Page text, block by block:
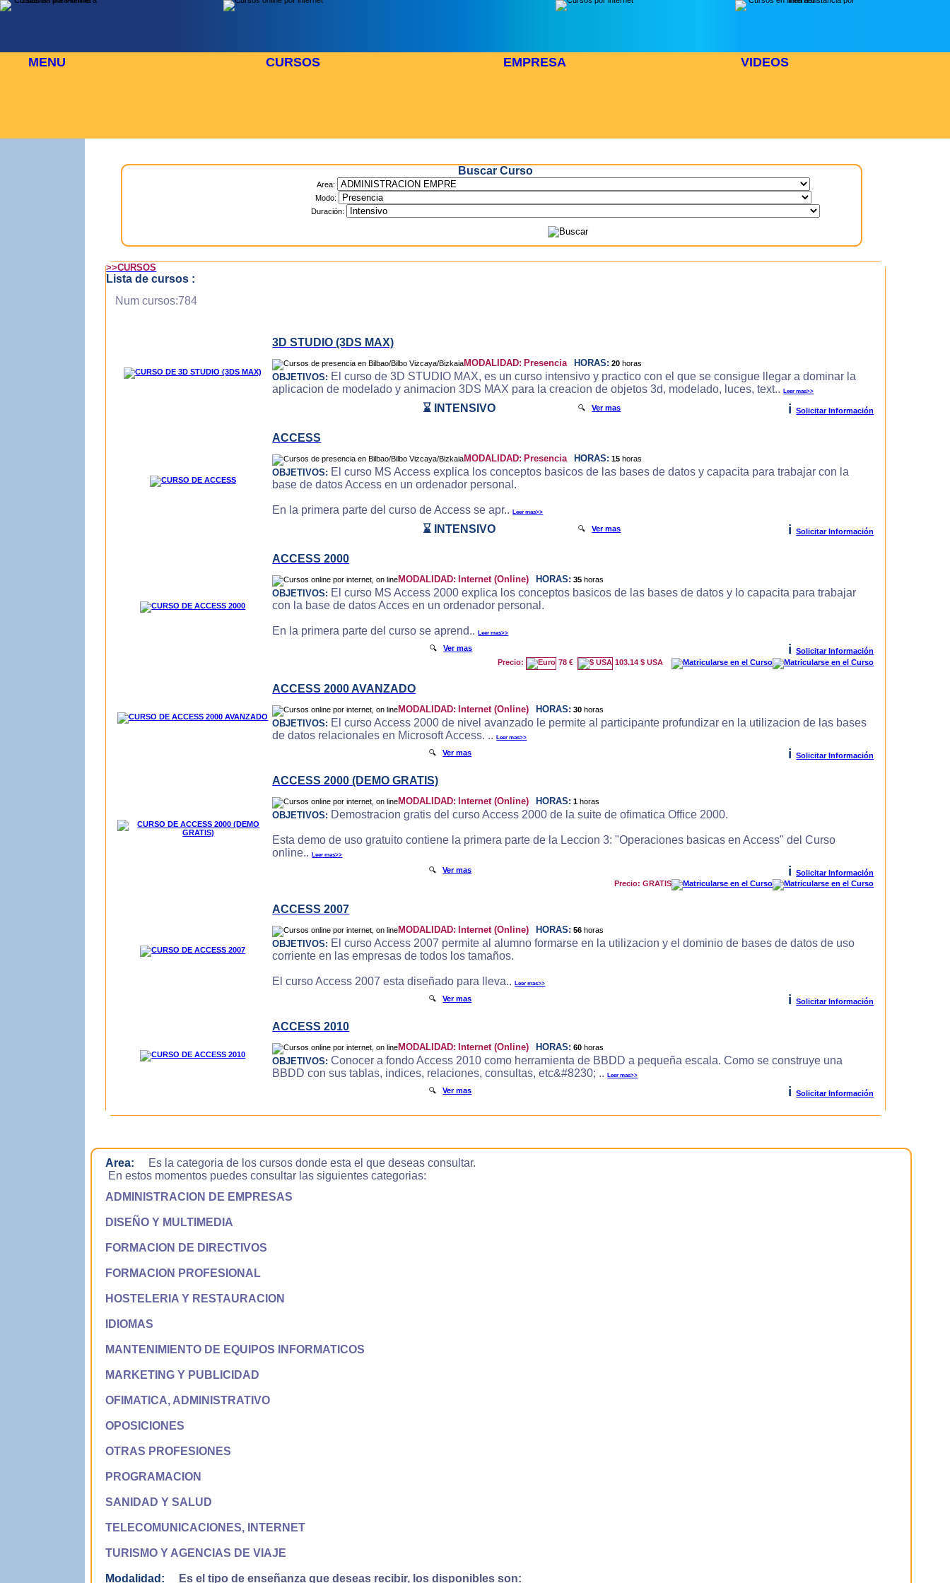
MENU CURSOS EMPRESA VIDEOS
Buscar Curso
Area:
Modo:
Duración:
>>CURSOS
Lista de cursos :
Num cursos:784
3D STUDIO (3DS MAX)
MODALIDAD: Presencia HORAS: 20 horas
OBJETIVOS: El curso de 3D STUDIO MAX, es un curso intensivo y practico con el que se consigue llegar a dominar la
aplicacion de modelado y animacion 3DS MAX para la creacion de objetos 3d, modelado, luces, text..Leer mas>>
⌛ INTENSIVO 🔍Ver mas i Solicitar Información
ACCESS
MODALIDAD: Presencia HORAS: 15 horas
OBJETIVOS: El curso MS Access explica los conceptos basicos de las bases de datos y capacita para trabajar con la
base de datos Access en un ordenador personal.
En la primera parte del curso de Access se apr..Leer mas>>
⌛ INTENSIVO 🔍Ver mas i Solicitar Información
ACCESS 2000
MODALIDAD: Internet (Online) HORAS: 35 horas
OBJETIVOS: El curso MS Access 2000 explica los conceptos basicos de las bases de datos y lo capacita para trabajar
con la base de datos Acces en un ordenador personal.
En la primera parte del curso se aprend..Leer mas>>
🔍Ver mas i
Solicitar Información
Precio:
78 € 103.14 $ USA
ACCESS 2000 AVANZADO
MODALIDAD: Internet (Online) HORAS: 30 horas
OBJETIVOS: El curso Access 2000 de nivel avanzado le permite al participante profundizar en la utilizacion de las bases
de datos relacionales en Microsoft Access. ..Leer mas>>
🔍Ver mas i Solicitar Información
ACCESS 2000 (DEMO GRATIS)
MODALIDAD: Internet (Online) HORAS: 1 horas
OBJETIVOS: Demostracion gratis del curso Access 2000 de la suite de ofimatica Office 2000.
Esta demo de uso gratuito contiene la primera parte de la Leccion 3: "Operaciones basicas en Access" del Curso
online..Leer mas>>
🔍Ver mas i
Solicitar Información
Precio: GRATIS
ACCESS 2007
MODALIDAD: Internet (Online) HORAS: 56 horas
OBJETIVOS: El curso Access 2007 permite al alumno formarse en la utilizacion y el dominio de bases de datos de uso
corriente en las empresas de todos los tamaños.
El curso Access 2007 esta diseñado para lleva..Leer mas>>
🔍Ver mas i Solicitar Información
ACCESS 2010
MODALIDAD: Internet (Online) HORAS: 60 horas
OBJETIVOS: Conocer a fondo Access 2010 como herramienta de BBDD a pequeña escala. Como se construye una
BBDD con sus tablas, indices, relaciones, consultas, etc&#8230; ..Leer mas>>
🔍Ver mas i Solicitar Información
Area:
Es la categoria de los cursos donde esta el que deseas consultar.
En estos momentos puedes consultar las siguientes categorias:
ADMINISTRACION DE EMPRESAS
DISEÑO Y MULTIMEDIA
FORMACION DE DIRECTIVOS
FORMACION PROFESIONAL
HOSTELERIA Y RESTAURACION
IDIOMAS
MANTENIMIENTO DE EQUIPOS INFORMATICOS
MARKETING Y PUBLICIDAD
OFIMATICA, ADMINISTRATIVO
OPOSICIONES
OTRAS PROFESIONES
PROGRAMACION
SANIDAD Y SALUD
TELECOMUNICACIONES, INTERNET
TURISMO Y AGENCIAS DE VIAJE
Modalidad: Es el tipo de enseñanza que deseas recibir, los disponibles son: